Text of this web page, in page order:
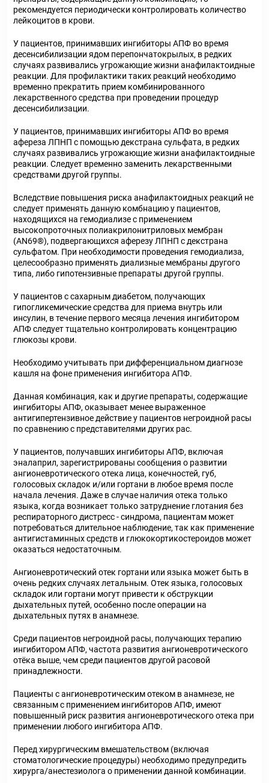
рекомендуется периодически контролировать количество
лейкоцитов в крови.
У пациентов, принимавших ингибиторы АПФ во время
десенсибилизации ядом перепончатокрылых, в редких
случаях развивались угрожающие жизни анафилактоидные
реакции. Для профилактики таких реакций необходимо
временно прекратить прием комбинированного
лекарственного средства при проведении процедур
десенсибилизации.
У пациентов, принимавших ингибиторы АПФ во время
афереза ЛПНП с помощью декстрана сульфата, в редких
случаях развивались угрожающие жизни анафилактоидные
реакции. Следует временно заменить лекарственными
средствами другой группы.
Вследствие повышения риска анафилактоидных реакций не
следует применять данную комбнацию у пациентов,
находящихся на гемодиализе с применением
высокопроточных полиакрилонитриловых мембран
(AN69®), подвергающихся аферезу ЛПНП с декстрана
сульфатом. При необходимости проведения гемодиализа,
целесообразно применять диализные мембраны другого
типа, либо гипотензивные препараты другой группы.
У пациентов с сахарным диабетом, получающих
гипогликемические средства для приема внутрь или
инсулин, в течение первого месяца лечения ингибитором
АПФ следует тщательно контролировать концентрацию
глюкозы крови.
Необходимо учитывать при дифференциальном диагнозе
кашля на фоне применения ингибитора АПФ.
Данная комбинация, как и другие препараты, содержащие
ингибиторы АПФ, оказывает менее выраженное
антигипертензивное действие у пациентов негроидной расы
по сравнению с представителями других рас.
У пациентов, получавших ингибиторы АПФ, включая
эналаприл, зарегистрированы сообщения о развитии
ангионевротического отека лица, конечностей, губ,
голосовых складок и/или гортани в любое время после
начала лечения. Даже в случае наличия отека только
языка, когда возникает только затруднение глотания без
респираторного дистресс - синдрома, пациентам может
потребоваться длительное наблюдение, так как применение
антигистаминных средств и глюкокортикостероидов может
оказаться недостаточным.
Ангионевротический отек гортани или языка может быть в
очень редких случаях летальным. Отек языка, голосовых
складок или гортани могут привести к обструкции
дыхательных путей, особенно после операции на
дыхательных путях в анамнезе.
Среди пациентов негроидной расы, получающих терапию
ингибитором АПФ, частота развития ангионевротического
отёка выше, чем среди пациентов другой расовой
принадлежности.
Пациенты с ангионевротическим отеком в анамнезе, не
связанным с применением ингибиторов АПФ, имеют
повышенный риск развития ангионевротического отека при
применении любого ингибитора АПФ.
Перед хирургическим вмешательством (включая
стоматологические процедуры) необходимо предупредить
хирурга/анестезиолога о применении данной комбинации.